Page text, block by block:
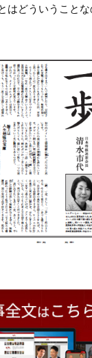
はどういうこと